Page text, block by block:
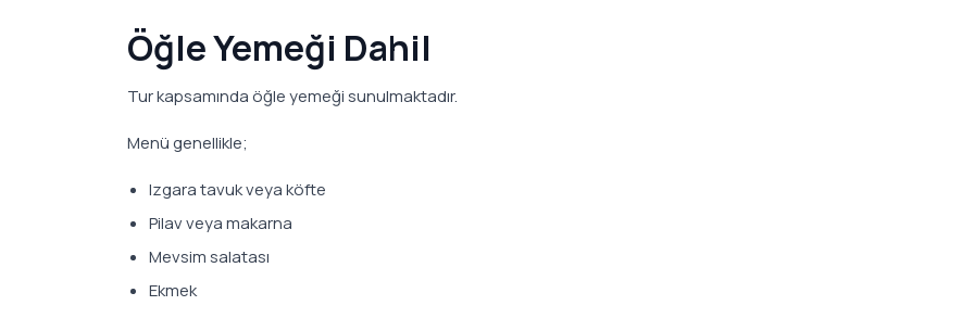
Öğle Yemeği Dahil
Tur kapsamında öğle yemeği sunulmaktadır.
Menü genellikle;
Izgara tavuk veya köfte
Pilav veya makarna
Mevsim salatası
Ekmek